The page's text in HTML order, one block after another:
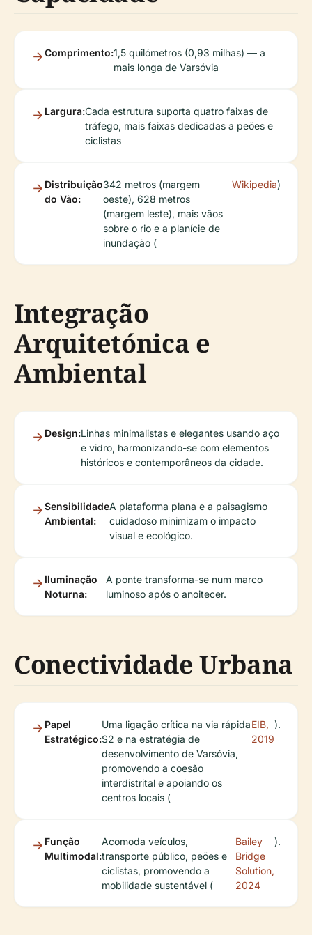
Comprimento:1,5 quilómetros (0,93 milhas) — a
mais longa de Varsóvia
Largura:Cada estrutura suporta quatro faixas de
tráfego, mais faixas dedicadas a peões e
ciclistas
Distribuição
do Vão:
342 metros (margem
oeste), 628 metros
(margem leste), mais vãos
sobre o rio e a planície de
inundação (
Wikipedia)
Integração
Arquitetónica e
Ambiental
Design:Linhas minimalistas e elegantes usando aço
e vidro, harmonizando-se com elementos
históricos e contemporâneos da cidade.
Sensibilidade
Ambiental:
A plataforma plana e a paisagismo
cuidadoso minimizam o impacto
visual e ecológico.
Iluminação
Noturna:
A ponte transforma-se num marco
luminoso após o anoitecer.
Conectividade Urbana
Papel
Estratégico:
Uma ligação crítica na via rápida
S2 e na estratégia de
desenvolvimento de Varsóvia,
promovendo a coesão
interdistrital e apoiando os
centros locais (
EIB,
2019
).
Função
Multimodal:
Acomoda veículos,
transporte público, peões e
ciclistas, promovendo a
mobilidade sustentável (
Bailey
Bridge
Solution,
2024
).